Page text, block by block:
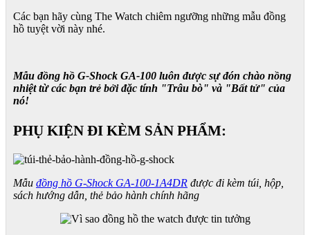
Các bạn hãy cùng The Watch chiêm ngưỡng những mẫu đồng
hồ tuyệt vời này nhé.
Mẫu đồng hồ G-Shock GA-100 luôn được sự đón chào nồng
nhiệt từ các bạn trẻ bởi đặc tính "Trâu bò" và "Bất tử" của
nó!
PHỤ KIỆN ĐI KÈM SẢN PHẨM:
Mẫu đồng hồ G-Shock GA-100-1A4DR được đi kèm túi, hộp,
sách hướng dẫn, thẻ bảo hành chính hãng